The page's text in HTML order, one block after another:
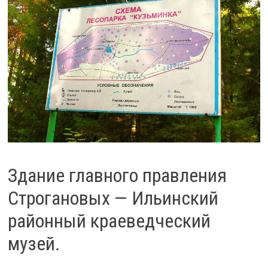
Здание главного правления
Строгановых — Ильинский
районный краеведческий
музей.